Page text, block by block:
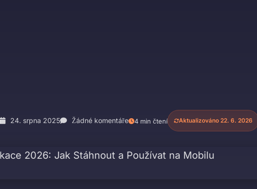
24. srpna 2025 Žádné komentáře 4 min čtení Aktualizováno 22. 6. 2026